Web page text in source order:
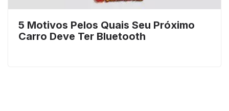
5 Motivos Pelos Quais Seu Próximo
Carro Deve Ter Bluetooth